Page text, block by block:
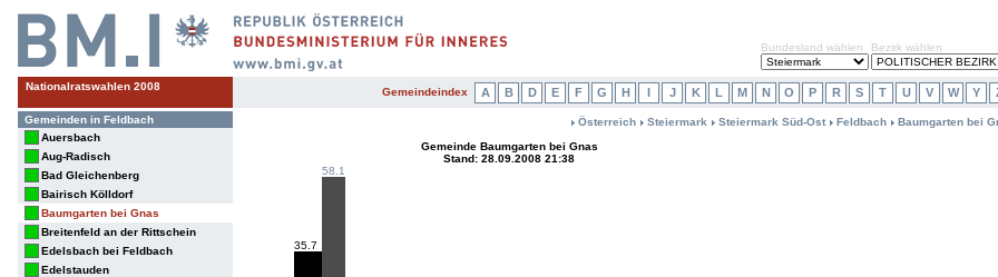
Nationalratswahlen 2008
Bundesland wählen Bezirk wählen
Gemeindeindex A B D E F G H I J K L M N O P R S T U V W Y
Gemeinden in Feldbach
Auersbach
Aug-Radisch
Bad Gleichenberg
Bairisch Kölldorf
Baumgarten bei Gnas
Breitenfeld an der Rittschein
Edelsbach bei Feldbach
Edelstauden
Österreich Steiermark Steiermark Süd-Ost Feldbach
Baumgarten bei
Gemeinde Baumgarten bei Gnas
Stand: 28.09.2008 21:38
35.7
58.1